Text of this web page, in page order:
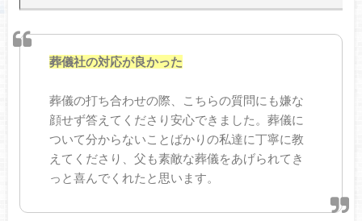
葬儀社の対応が良かった
葬儀の打ち合わせの際、こちらの質問にも嫌な
顔せず答えてくださり安心できました。葬儀に
ついて分からないことばかりの私達に丁寧に教
えてくださり、父も素敵な葬儀をあげられてき
っと喜んでくれたと思います。